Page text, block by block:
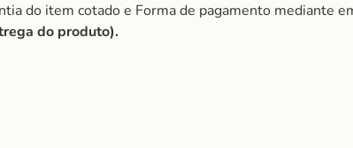
do item cotado e Forma de pagamento mediante
do produto).